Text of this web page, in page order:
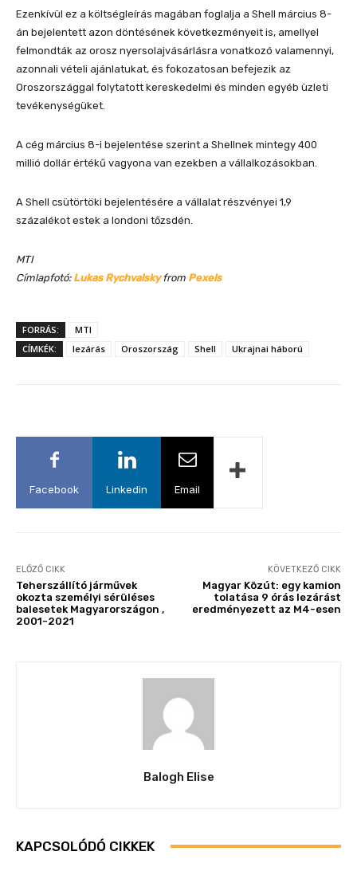
Ezenkívül ez a költségleírás magában foglalja a Shell március 8-
án bejelentett azon döntésének következményeit is, amellyel
felmondták az orosz nyersolajvásárlásra vonatkozó valamennyi,
azonnali vételi ajánlatukat, és fokozatosan befejezik az
Oroszországgal folytatott kereskedelmi és minden egyéb üzleti
tevékenységüket.
A cég március 8-i bejelentése szerint a Shellnek mintegy 400
millió dollár értékű vagyona van ezekben a vállalkozásokban.
A Shell csütörtöki bejelentésére a vállalat részvényei 1,9
százalékot estek a londoni tőzsdén.
MTI
Címlapfotó: Lukas Rychvalskyfrom Pexels
FORRÁS:
MTI
CÍMKÉK:
lezárás Oroszország Shell Ukrajnai háború
Facebook Linkedin Email
ELŐZŐ CIKK
Teherszállító járművek
okozta személyi sérüléses
balesetek Magyarországon ,
2001-2021
KÖVETKEZŐ CIKK
Magyar Közút: egy kamion
tolatása 9 órás lezárást
eredményezett az M4-esen
Balogh Elise
KAPCSOLÓDÓ CIKKEK